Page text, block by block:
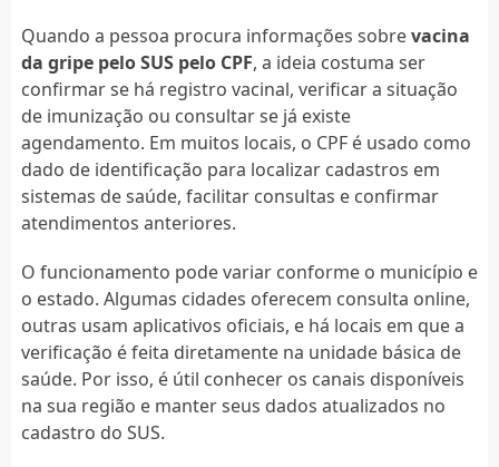
Quando a pessoa procura informações sobrevacina
da gripe pelo SUS pelo CPF, a ideia costuma ser
confirmar se há registro vacinal, verificar a situação
de imunização ou consultar se já existe
agendamento. Em muitos locais, o CPF é usado como
dado de identificação para localizar cadastros em
sistemas de saúde, facilitar consultas e confirmar
atendimentos anteriores.
O funcionamento pode variar conforme o município e
o estado. Algumas cidades oferecem consulta online,
outras usam aplicativos oficiais, e há locais em que a
verificação é feita diretamente na unidade básica de
saúde. Por isso, é útil conhecer os canais disponíveis
na sua região e manter seus dados atualizados no
cadastro do SUS.